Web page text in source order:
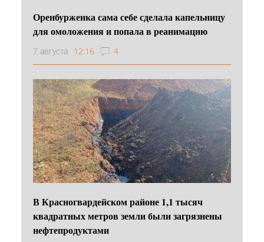
Оренбурженка сама себе сделала капельницу
для омоложения и попала в реанимацию
7 августа 12:16 4
В Красногвардейском районе 1,1 тысяч
квадратных метров земли были загрязнены
нефтепродуктами